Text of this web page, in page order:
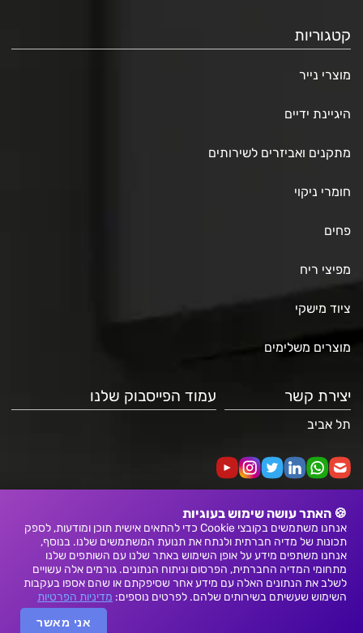
🍪 האתר עושה שימוש בעוגיות
אנחנו משתמשים בקובצי Cookie כדי להתאים אישית תוכן ומודעות, לספק
תכונות של מדיה חברתית ולנתח את תנועת המשתמשים שלנו. בנוסף,
אנחנו משתפים מידע על אופן השימוש באתר שלנו עם השותפים שלנו
מתחומי המדיה החברתית, הפרסום וניתוח הנתונים. גורמים אלה עשויים
לשלב את הנתונים האלה עם מידע אחר שסיפקתם או שהם אספו בעקבות
השימוש שעשיתם בשירותים שלהם. לפרטים נוספים: מדיניות הפרטיות
אני מאשר
דף הבית אודות יצירת
קטגוריות
מוצרי נייר
היגיינת ידיים
מתקנים ואביזרים לשירותים
חומרי ניקוי
פחים
מפיצי ריח
ציוד מישקי
מוצרים משלימים
יצירת קשר
תל אביב
עמוד הפייסבוק שלנו
בניית אתרים בניית חנות